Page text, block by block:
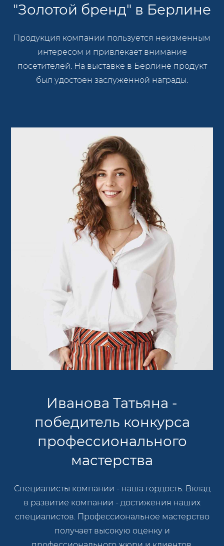
"Золотой бренд" в Берлине
Продукция компании пользуется неизменным
интересом и привлекает внимание
посетителей. На выставке в Берлине продукт
был удостоен заслуженной награды.
Иванова Татьяна -
победитель конкурса
профессионального
мастерства
Специалисты компании - наша гордость. Вклад
в развитие компании - достижения наших
специалистов. Профессиональное мастерство
получает высокую оценку и